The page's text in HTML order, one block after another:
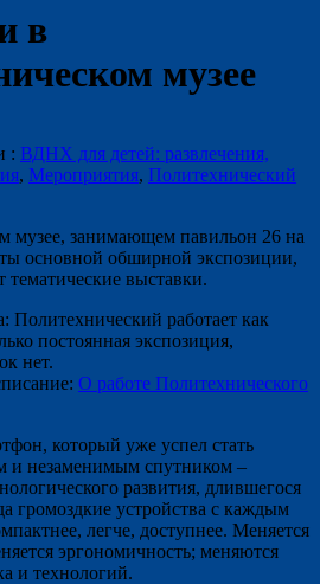
в
музее
: ВДНХ для детей: развлечения,
, Мероприятия, Политехнический
музее, занимающем павильон 26 на
основной обширной экспозиции,
тематические выставки.
Политехнический работает как
постоянная экспозиция,
нет.
О работе Политехнического
который уже успел стать
и незаменимым спутником –
развития, длившегося
громоздкие устройства с каждым
легче, доступнее. Меняется
эргономичность; меняются
и технологий.